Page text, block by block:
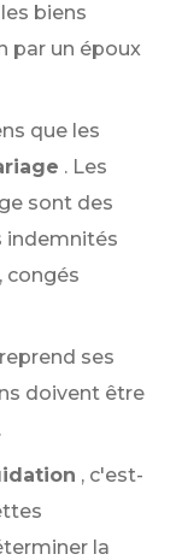
biens
par un époux
que les
. Les
sont des
indemnités
congés
ses
doivent être
, c'est-
la